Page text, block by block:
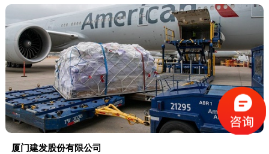
厦门建发股份有限公司